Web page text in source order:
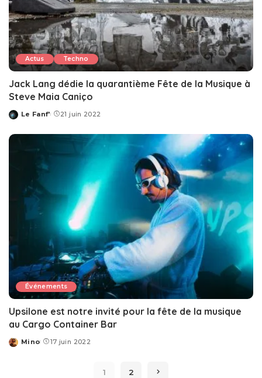
Actus Techno
Jack Lang dédie la quarantième Fête de la Musique à
Steve Maia Caniço
Posted
Le Fanf' 21 juin 2022
Événements
Upsilone est notre invité pour la fête de la musique
au Cargo Container Bar
Posted
Mino 17 juin 2022
1 2